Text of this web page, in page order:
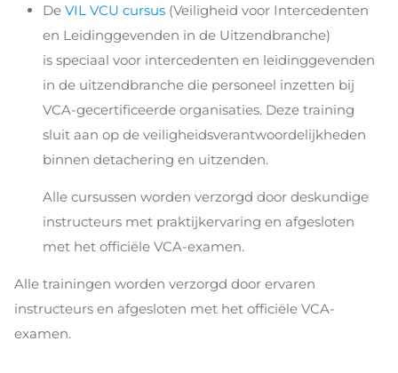
De VIL VCU cursus (Veiligheid voor Intercedenten
en Leidinggevenden in de Uitzendbranche)
is speciaal voor intercedenten en leidinggevenden
in de uitzendbranche die personeel inzetten bij
VCA-gecertificeerde organisaties. Deze training
sluit aan op de veiligheidsverantwoordelijkheden
binnen detachering en uitzenden.
Alle cursussen worden verzorgd door deskundige
instructeurs met praktijkervaring en afgesloten
met het officiële VCA-examen.
Alle trainingen worden verzorgd door ervaren
instructeurs en afgesloten met het officiële VCA-
examen.